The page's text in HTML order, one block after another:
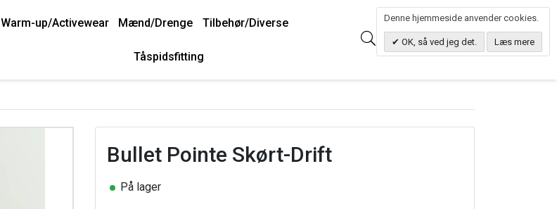
Warm-up/Activewear Mænd/Drenge Tilbehør/Diverse
Tåspidsfitting
Søg 0.00 DKK
Bullet Pointe Skørt-Drift
På lager
Denne hjemmeside anvender cookies.
OK, så ved jeg det. Læs mere